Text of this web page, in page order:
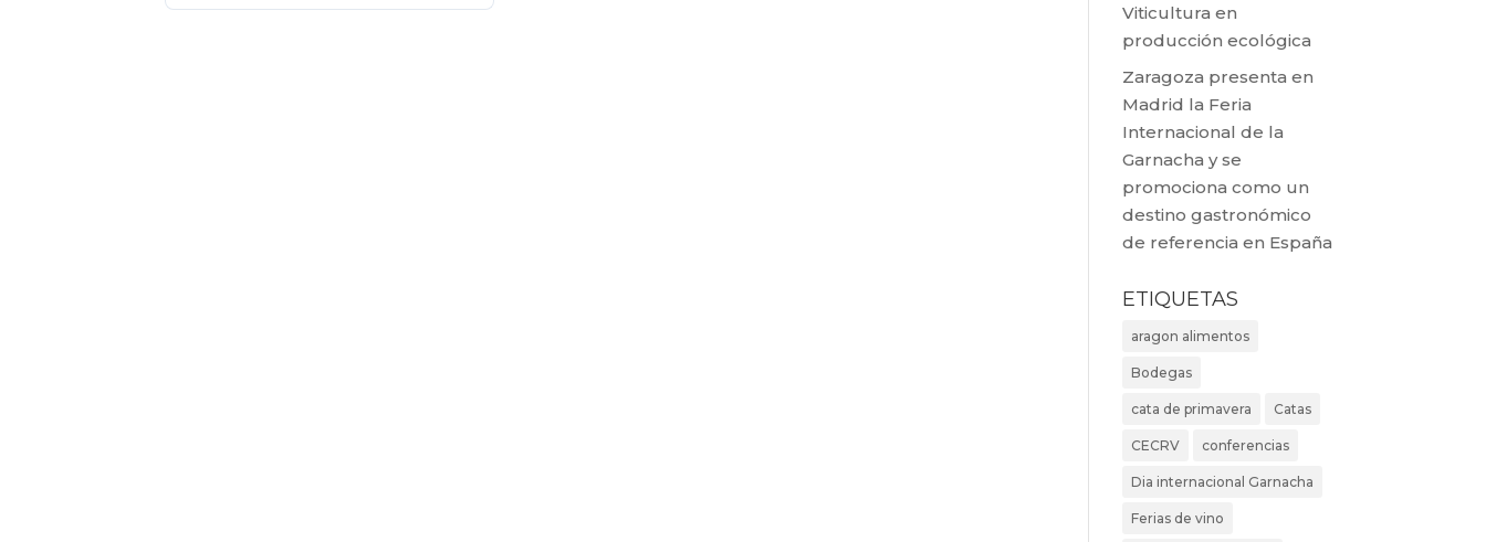
Viticultura en
producción ecológica
Zaragoza presenta en
Madrid la Feria
Internacional de la
Garnacha y se
promociona como un
destino gastronómico
de referencia en España
ETIQUETAS
aragon alimentos
Bodegas
cata de primavera Catas
CECRV conferencias
Dia internacional Garnacha
Ferias de vino